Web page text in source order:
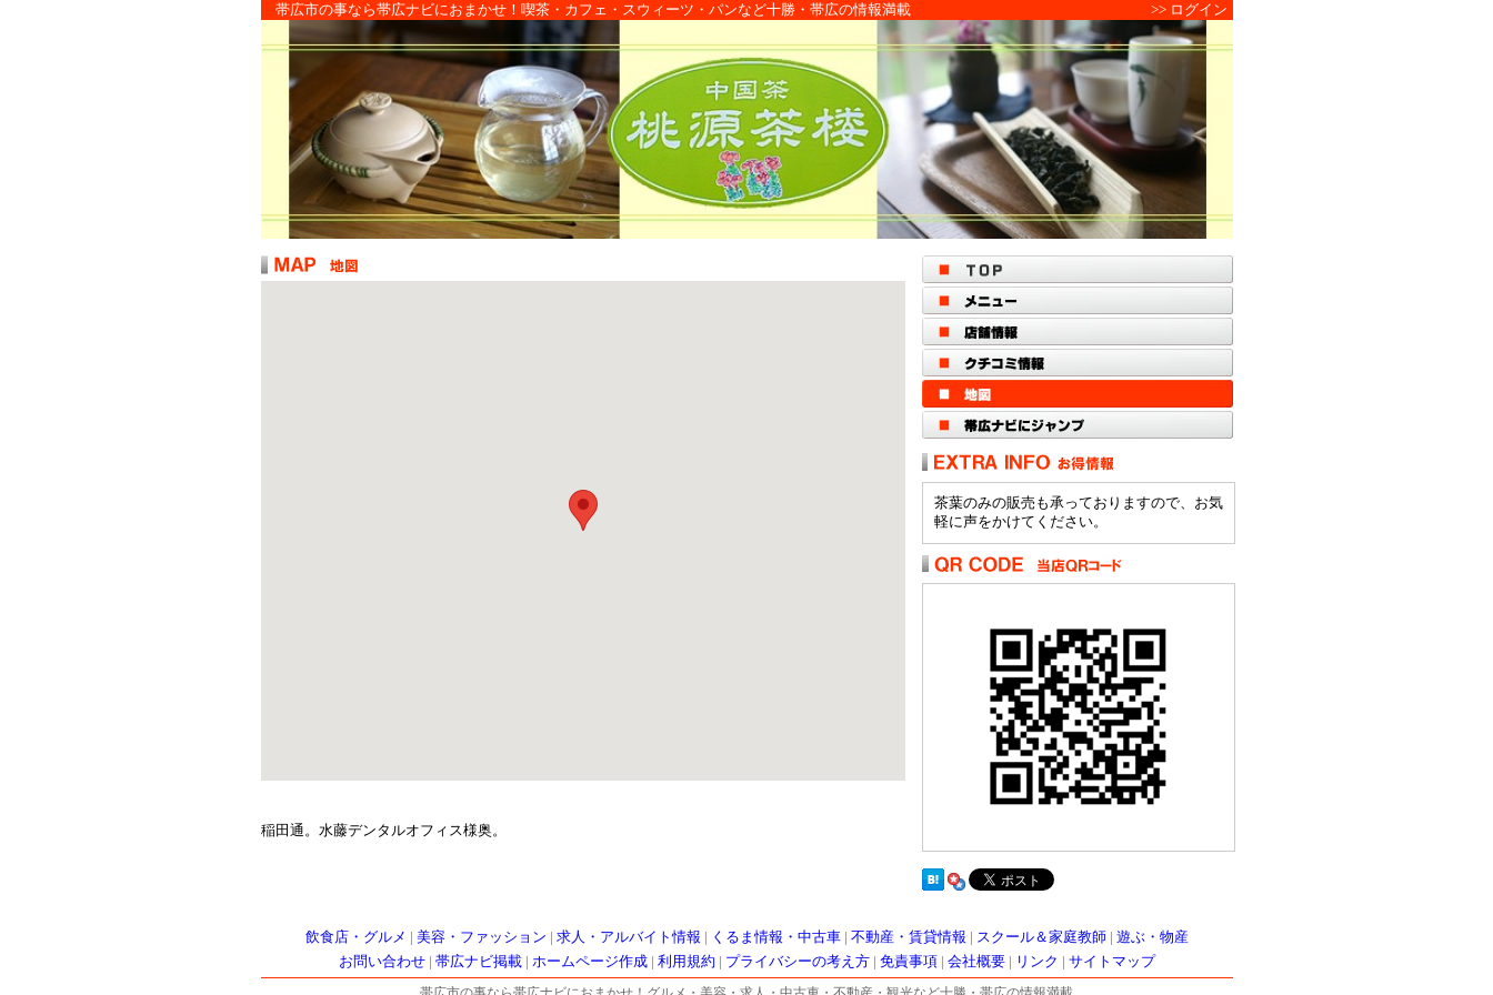
帯広市の事なら帯広ナビにおまかせ！喫茶・カフェ・スウィーツ・パンなど十勝・帯広の情報満載 >> ログイン
稲田通。水藤デンタルオフィス様奥。
茶葉のみの販売も承っておりますので、お気
軽に声をかけてください。
飲食店・グルメ | 美容・ファッション | 求人・アルバイト情報 | くるま情報・中古車| 不動産・賃貸情報 | スクール＆家庭教師| 遊ぶ・物産
お問い合わせ| 帯広ナビ掲載| ホームページ作成| 利用規約 | プライバシーの考え方| 免責事項| 会社概要| リンク | サイトマップ